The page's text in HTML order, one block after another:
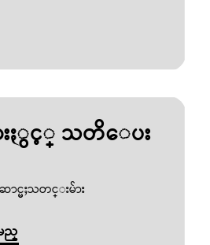
ႏွင့္ သတိေပး
မႈသတင္းမ်ား
ည္